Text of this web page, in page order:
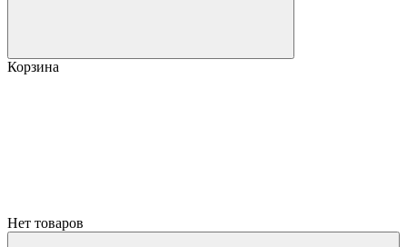
Корзина
Нет товаров